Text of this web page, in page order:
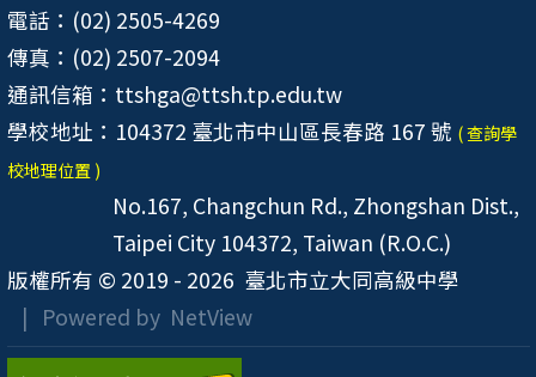
電話：(02) 2505-4269
傳真：(02) 2507-2094
通訊信箱：ttshga@ttsh.tp.edu.tw
學校地址：104372 臺北市中山區長春路 167 號 ( 查詢學
校地理位置 )
No.167, Changchun Rd., Zhongshan Dist.,
Taipei City 104372, Taiwan (R.O.C.)
版權所有 © 2019 - 2026 臺北市立大同高級中學
| Powered by NetView